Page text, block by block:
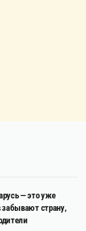
— это уже
забывают страну,